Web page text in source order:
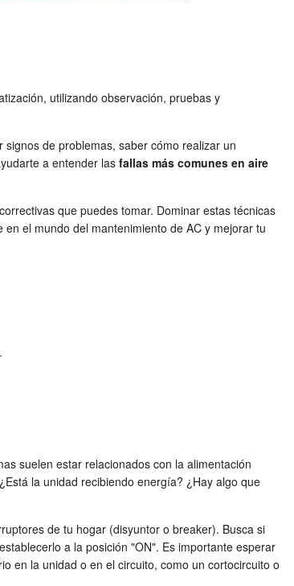
utilizando observación, pruebas y
de problemas, saber cómo realizar un
a entender lasfallas más comunes en aire
que puedes tomar. Dominar estas técnicas
el mundo del mantenimiento de AC y mejorar tu
suelen estar relacionados con la alimentación
la unidad recibiendo energía? ¿Hay algo que
de tu hogar (disyuntor o breaker). Busca si
a la posición "ON". Es importante esperar
en la unidad o en el circuito, como un cortocircuito o